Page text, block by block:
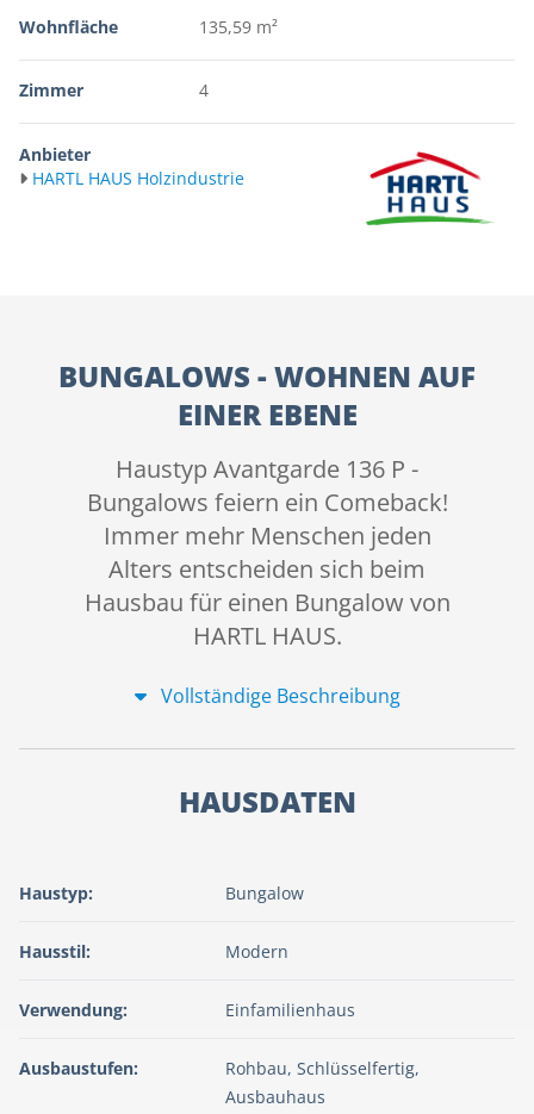
Wohnfläche 135,59 m²
Zimmer 4
Anbieter
HARTL HAUS Holzindustrie
BUNGALOWS - WOHNEN AUF
EINER EBENE
Haustyp Avantgarde 136 P -
Bungalows feiern ein Comeback!
Immer mehr Menschen jeden
Alters entscheiden sich beim
Hausbau für einen Bungalow von
HARTL HAUS.
Vollständige Beschreibung
HAUSDATEN
Haustyp: Bungalow
Hausstil: Modern
Verwendung: Einfamilienhaus
Ausbaustufen:
Rohbau, Schlüsselfertig,
Ausbauhaus